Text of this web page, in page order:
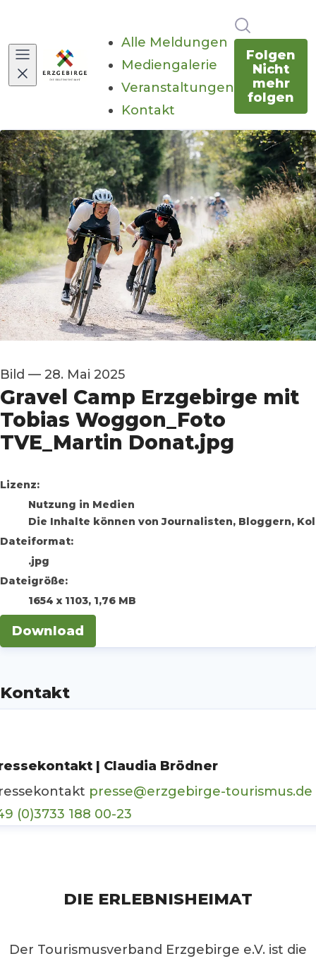
Alle Meldungen
Mediengalerie
Veranstaltungen
Kontakt
Folgen
Nicht
mehr
folgen
Bild — 28. Mai 2025
Gravel Camp Erzgebirge mit
Tobias Woggon_Foto
TVE_Martin Donat.jpg
go to media item
Lizenz:
Nutzung in Medien
Die Inhalte können von Journalisten, Bloggern,
Dateiformat:
.jpg
Dateigröße:
1654 x 1103, 1,76 MB
Download
Kontakt
| Claudia Brödner
presse@erzgebirge-tourismus.de
(0)3733 188 00-23
DIE ERLEBNISHEIMAT
Der Tourismusverband Erzgebirge e.V. ist die